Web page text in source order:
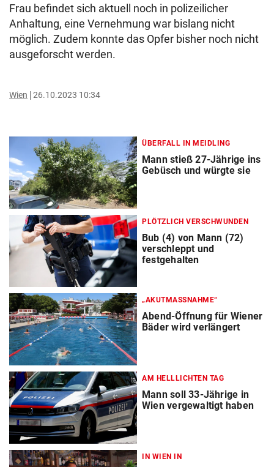
Frau befindet sich aktuell noch in polizeilicher
Anhaltung, eine Vernehmung war bislang nicht
möglich. Zudem konnte das Opfer bisher noch nicht
ausgeforscht werden.
Wien 26.10.2023 10:34
ÜBERFALL IN MEIDLING
Mann stieß 27-Jährige ins
Gebüsch und würgte sie
PLÖTZLICH VERSCHWUNDEN
Bub (4) von Mann (72)
verschleppt und
festgehalten
„AKUTMASSNAHME“
Abend-Öffnung für Wiener
Bäder wird verlängert
AM HELLLICHTEN TAG
Mann soll 33-Jährige in
Wien vergewaltigt haben
IN WIEN IN